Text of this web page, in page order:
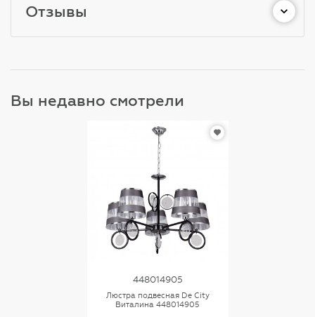
Отзывы
Вы недавно смотрели
448014905
Люстра подвесная De City
Виталина 448014905